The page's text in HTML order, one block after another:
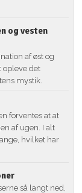
og vesten
af øst og
opleve det
mystik.
forventes at at
af ugen. I alt
hvilket har
så langt ned,